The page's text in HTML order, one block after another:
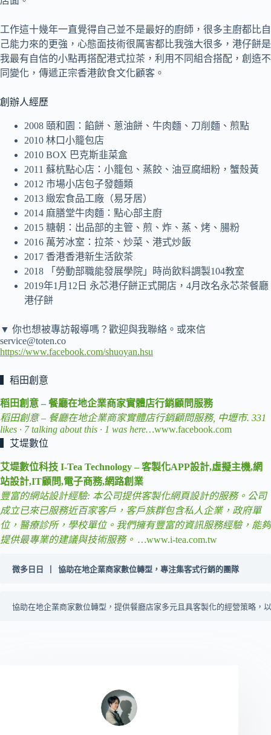
工作這十幾年一直覺得自己並不是最好的廚師，很多主廚都比自
己能力來的更強，心態面技術很厲害都比我強大很多，港仔餅是
我最有自信的小點再搭配港式拉茶，利用不同組合搭配，創造不
同變化，傳遞正宗香港飲食文化顧客。
創辦人經歷
2008 頤和園：餡餅、蔥油餅、牛肉麵、刀削麵、煎點
2010 林口小籠包店
2010 BOX 巴克斯韭菜盒
2011 蘇杭點心店：小籠包、蒸餃、油豆腐細粉，蟹殼黃
2012 市場小店包子發麵類
2013 緻宏食品工廠（易牙居）
2014 麻膳堂牛肉麵：點心部主廚
2015 糖朝：出品部的主管、煎、炸、蒸、烤、腸粉
2016 萬芳冰室：拉茶、炒菜、港式炒飯
2017 香港香港新生活飲茶
2018 「勞動部職能發展學院」時尚飲料調製104教室
2019年1月12日 永芯港仔餅正式開店，4月改名永芯茶餐廳
港仔餅
▼ 你也想被專訪報導嗎？歡迎與我聯絡。或來信
service@toten.co
https://www.facebook.com/shuoyan.hsu
▍稻田創意
稻田創意 – 餐廳在地企業商家實體店行銷顧問服務
稻田創意 – 餐廳在地企業商家實體店行銷顧問服務, 中壢市. 331
likes · 7 talking about this · 1 was here…www.facebook.com
▍艾堤數位
艾堤數位科技 I-Tea Technology – 客製化APP設計,虛擬主機,網
站設計,IT顧問,電子商務,網路創業
豐富的網站設計經驗: 本公司提供客製化網頁設計的服務。公司
成立已來已服務近百家客戶，客戶族群包含私人企業，政府單
位，醫療診所，學校單位。我們擁有豐富的資訊服務經驗，能夠
提供最專業的建議與技術服務。 …www.i-tea.com.tw
微多日日 | 協助在地企業商家數位轉型，專注集客式行銷的團隊
協助在地企業商家數位轉型，提供餐廳店家多元且具客製化的經營策略